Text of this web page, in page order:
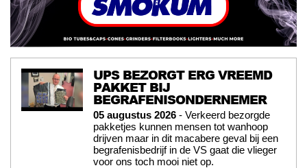
UPS BEZORGT ERG VREEMD
PAKKET BIJ
BEGRAFENISONDERNEMER
05 augustus 2026 - Verkeerd bezorgde
pakketjes kunnen mensen tot wanhoop
drijven maar in dit macabere geval bij een
begrafenisbedrijf in de VS gaat die vlieger
voor ons toch mooi niet op.